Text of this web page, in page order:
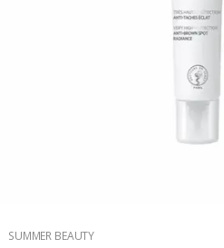
SUMMER BEAUTY